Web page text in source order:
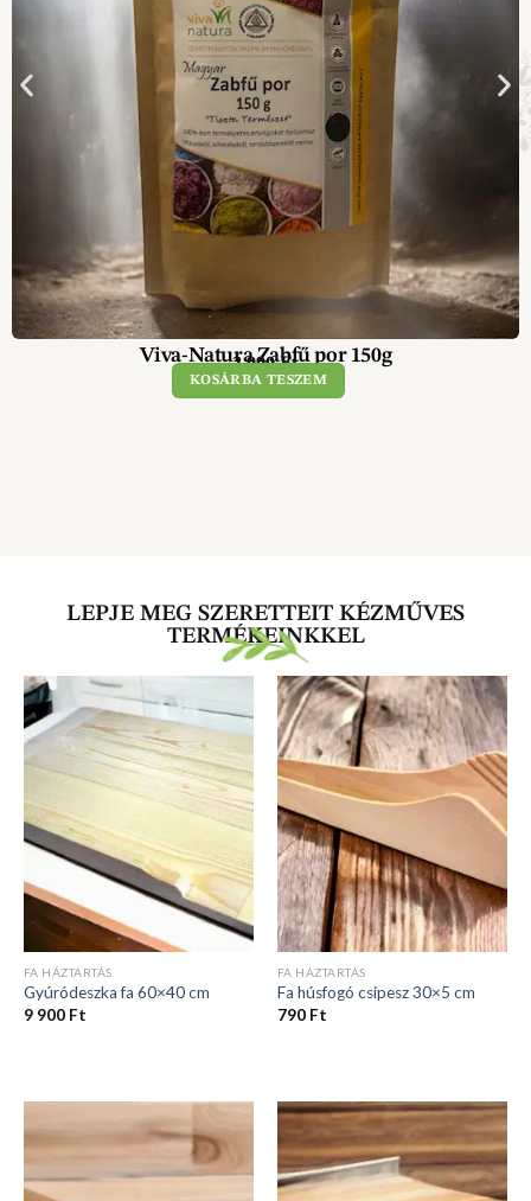
Viva-Natura Zabfű por 150g
2 990Ft
KOSÁRBA TESZEM
LEPJE MEG SZERETTEIT KÉZMŰVES
TERMÉKEINKKEL
FA HÁZTARTÁS
Gyúródeszka fa 60×40 cm
9 900 Ft
FA HÁZTARTÁS
Fa húsfogó csipesz 30×5 cm
790 Ft